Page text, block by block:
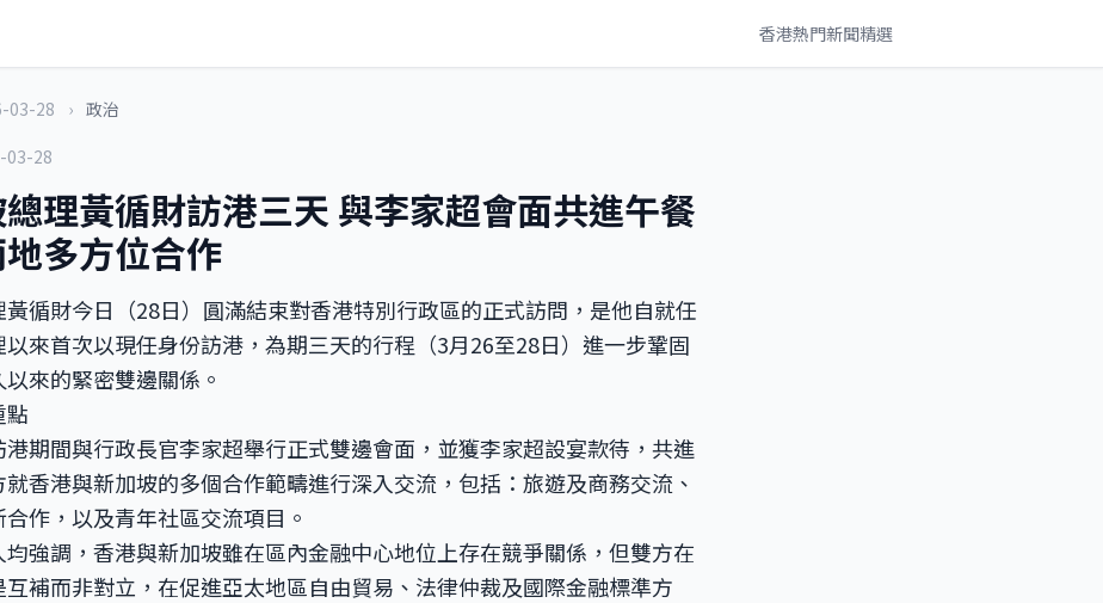
香港熱門新聞精選
03-28 › 政治
03-28
理黃循財訪港三天 與李家超會面共進午餐
多方位合作
循財今日（28日）圓滿結束對香港特別行政區的正式訪問，是他自就任
來首次以現任身份訪港，為期三天的行程（3月26至28日）進一步鞏固
來的緊密雙邊關係。
點
港期間與行政長官李家超舉行正式雙邊會面，並獲李家超設宴款待，共進
香港與新加坡的多個合作範疇進行深入交流，包括：旅遊及商務交流、
作，以及青年社區交流項目。
均強調，香港與新加坡雖在區內金融中心地位上存在競爭關係，但雙方在
互補而非對立，在促進亞太地區自由貿易、法律仲裁及國際金融標準方